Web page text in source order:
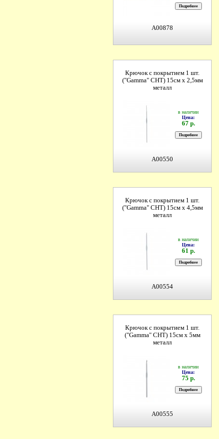
A00878
Крючок с покрытием 1 шт.
("Gamma" CHT) 15см х 2,5мм
металл
в наличии
Цена:
67 р.
A00550
Крючок с покрытием 1 шт.
("Gamma" CHT) 15см х 4,5мм
металл
в наличии
Цена:
61 р.
A00554
Крючок с покрытием 1 шт.
("Gamma" CHT) 15см х 5мм
металл
в наличии
Цена:
75 р.
A00555